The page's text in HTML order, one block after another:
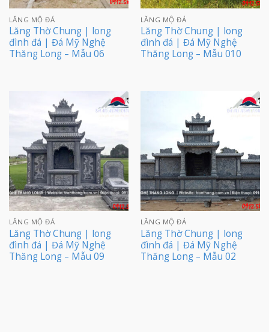
LĂNG MỘ ĐÁ
Lăng Thờ Chung | long
đình đá | Đá Mỹ Nghệ
Thăng Long – Mẫu 06
LĂNG MỘ ĐÁ
Lăng Thờ Chung | long
đình đá | Đá Mỹ Nghệ
Thăng Long – Mẫu 010
LĂNG MỘ ĐÁ
Lăng Thờ Chung | long
đình đá | Đá Mỹ Nghệ
Thăng Long – Mẫu 09
LĂNG MỘ ĐÁ
Lăng Thờ Chung | long
đình đá | Đá Mỹ Nghệ
Thăng Long – Mẫu 02